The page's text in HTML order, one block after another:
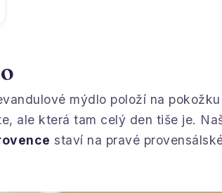
mýdlo položí na
ale která tam celý den tiše je.
staví na pravé